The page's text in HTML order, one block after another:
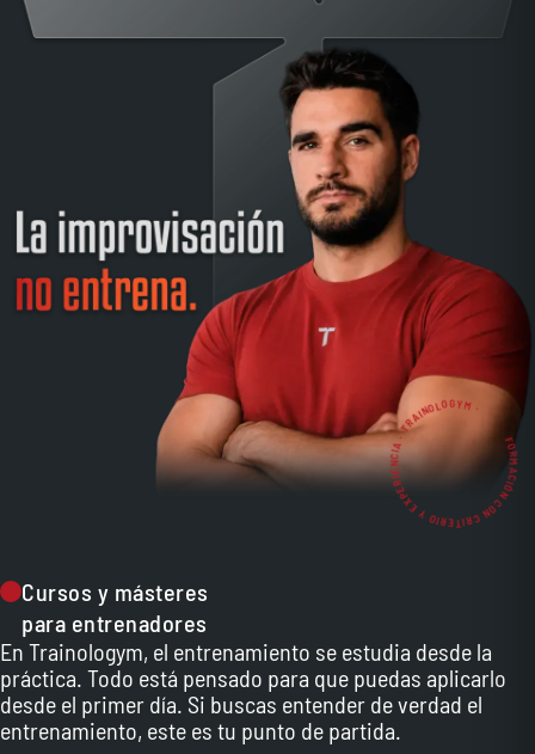
FORMACIÓN CON CRITERIO Y EXPERIENCIA · TRAINOLOGYM ·
Cursos y másteres
para entrenadores
En Trainologym, el entrenamiento se estudia desde la
práctica. Todo está pensado para que puedas aplicarlo
desde el primer día. Si buscas entender de verdad el
entrenamiento, este es tu punto de partida.